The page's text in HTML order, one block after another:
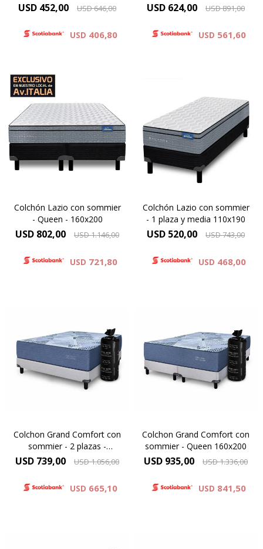
USD 452,00 USD646,00
USD 406,80
USD 624,00 USD891,00
USD 561,60
Óptimo soporte y mayor
duración, altura de colchón
24 cm y 59cm la suma del
colchón y el sommier.
Elevado confort gracias a las
capas adicionales de espuma
contenida por un sistema
Europillow
Colchón Lazio con sommier
- Queen - 160x200
USD 802,00 USD1.146,00
USD 721,80
Óptimo soporte y mayor
duración, altura de colchón
24 cm y 59cm la suma del
colchón y el sommier.
Elevado confort gracias a las
capas adicionales de espuma
contenida por un sistema
Europillow
Colchón Lazio con sommier
- 1 plaza y media 110x190
USD 520,00 USD743,00
USD 468,00
soft y firm en una
arquitectura interna pensada
para lograr lo que pocos
colchones consiguen:
una superficie envolvente
que abraza el cuerpo, y un
núcleo firme que sostiene
Colchon Grand Comfort con
sommier - 2 plazas -
140x190
USD 739,00 USD1.056,00
USD 665,10
soft y firm en una
arquitectura interna pensada
para lograr lo que pocos
colchones consiguen:
una superficie envolvente
que abraza el cuerpo, y un
núcleo firme que sostiene
Colchon Grand Comfort con
sommier - Queen 160x200
USD 935,00 USD1.336,00
USD 841,50